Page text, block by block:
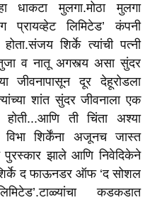
मुलगा.मोठा मुलगा
प्रायव्हेट लिमिटेड’ कंपनी
शिर्के त्यांची पत्नी
व नातू अगस्त्य असा सुंदर
जीवनापासून दूर देहूरोडला
शांत सुंदर जीवनाला एक
होती...आणि ती चिंता अश्या
विभा शिर्केंना अजूनच जास्त
पुरस्कार झाले आणि निवेदिकेने
द फाऊनडर ऑफ ‘द सोशल
कडकडात